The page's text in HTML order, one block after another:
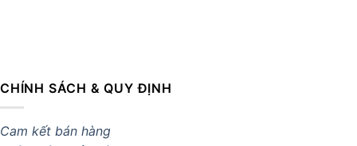
CHÍNH SÁCH & QUY ĐỊNH
Cam kết bán hàng